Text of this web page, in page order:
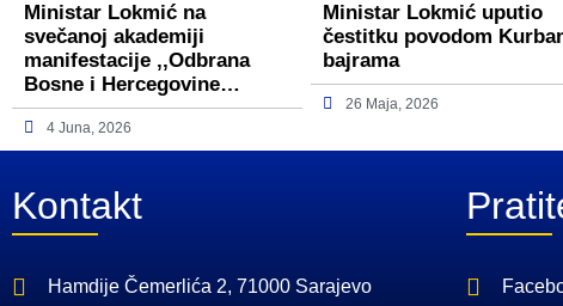
Ministar Lokmić na
svečanoj akademiji
manifestacije ,,Odbrana
Bosne i Hercegovine…
4 Juna, 2026
Ministar Lokmić uputio
čestitku povodom
bajrama
26 Maja, 2026
Kontakt
Hamdije Čemerlića 2, 71000 Sarajevo